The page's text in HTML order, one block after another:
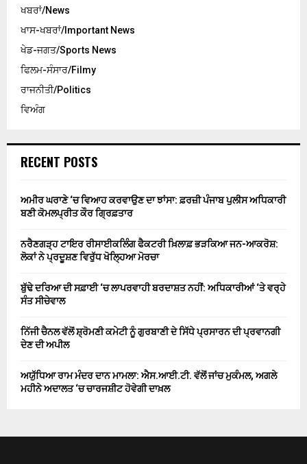
ਖਬਰਾਂ/News
ਖਾਸ-ਖਬਰਾਂ/Important News
ਖੇਡ-ਜਗਤ/Sports News
ਫਿਲਮ-ਸੰਸਾਰ/Filmy
ਰਾਜਨੀਤੀ/Politics
ਵਿਅੰਗ
RECENT POSTS
ਅਮੀਰ ਘਰਾਣੇ ‘ਚ ਵਿਆਹ ਕਰਵਾਉਣ ਦਾ ਝਾਂਸਾ: ਫ਼ਰਜ਼ੀ ਪੰਜਾਬ ਪੁਲੀਸ ਅਧਿਕਾਰੀ
ਬਣੀ ਕੋਮਲਪ੍ਰੀਤ ਕੌਰ ਗ੍ਰਿਫ਼ਤਾਰ
ਨਰੈਣਗੜ੍ਹ ਟਾਇਰ ਰੀਸਾਈਕਲਿੰਗ ਫੈਕਟਰੀ ਖ਼ਿਲਾਫ਼ ਭੜਕਿਆ ਜਨ-ਆਕਰੋਸ਼:
ਲੋਕਾਂ ਨੇ ਪ੍ਰਦੂਸ਼ਣ ਵਿਰੁੱਧ ਖੋਲ੍ਹਿਆ ਮੋਰਚਾ
ਬੁੱਢੇ ਦਰਿਆ ਦੀ ਸਫ਼ਾਈ ‘ਚ ਲਾਪਰਵਾਹੀ ਬਰਦਾਸ਼ਤ ਨਹੀਂ: ਅਧਿਕਾਰੀਆਂ ‘ਤੇ ਵਰ੍ਹੇ
ਸੰਤ ਸੀਚੇਵਾਲ
ਨਿੱਜੀ ਚੈਨਲ ਵੱਲੋਂ ਸ਼੍ਰੋਮਣੀ ਕਮੇਟੀ ਨੂੰ ਗੁਰਬਾਣੀ ਦੇ ਸਿੱਧੇ ਪ੍ਰਸਾਰਨ ਦੀ ਪ੍ਰਵਾਨਗੀ
ਦੇਣ ਦੀ ਅਪੀਲ
ਅਯੁੱਧਿਆ ਰਾਮ ਮੰਦਰ ਦਾਨ ਮਾਮਲਾ: ਐਸ.ਆਈ.ਟੀ. ਵੱਲੋਂ ਜਾਂਚ ਮੁਕੰਮਲ, ਅਗਲੇ
ਮਹੀਨੇ ਅਦਾਲਤ ‘ਚ ਚਾਰਜਸ਼ੀਟ ਹੋਵੇਗੀ ਦਾਖ਼ਲ